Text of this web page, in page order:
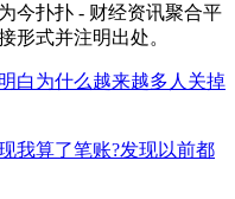
今扑扑 - 财经资讯聚合平
形式并注明出处。
白为什么越来越多人关掉
我算了笔账?发现以前都